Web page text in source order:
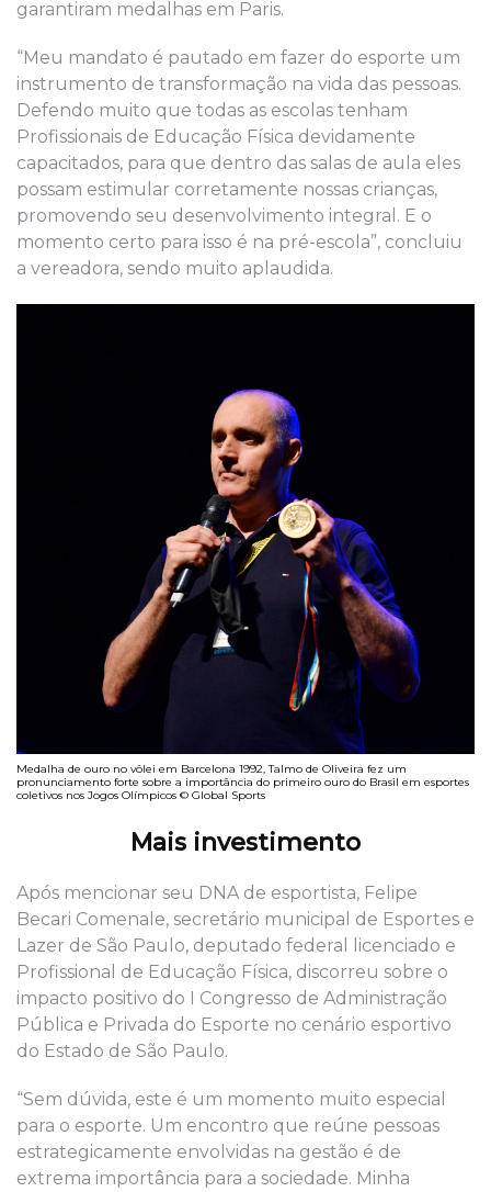
garantiram medalhas em Paris.
“Meu mandato é pautado em fazer do esporte um
instrumento de transformação na vida das pessoas.
Defendo muito que todas as escolas tenham
Profissionais de Educação Física devidamente
capacitados, para que dentro das salas de aula eles
possam estimular corretamente nossas crianças,
promovendo seu desenvolvimento integral. E o
momento certo para isso é na pré-escola”, concluiu
a vereadora, sendo muito aplaudida.
Medalha de ouro no vôlei em Barcelona 1992, Talmo de Oliveira fez um
pronunciamento forte sobre a importância do primeiro ouro do Brasil em esportes
coletivos nos Jogos Olímpicos © Global Sports
Mais investimento
Após mencionar seu DNA de esportista, Felipe
Becari Comenale, secretário municipal de Esportes e
Lazer de São Paulo, deputado federal licenciado e
Profissional de Educação Física, discorreu sobre o
impacto positivo do I Congresso de Administração
Pública e Privada do Esporte no cenário esportivo
do Estado de São Paulo.
“Sem dúvida, este é um momento muito especial
para o esporte. Um encontro que reúne pessoas
estrategicamente envolvidas na gestão é de
extrema importância para a sociedade. Minha